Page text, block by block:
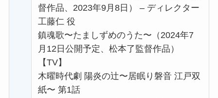
督作品、2023年9月8日） – ディレクター
工藤仁 役
鎮魂歌〜たましずめのうた〜（2024年7
月12日公開予定、松本了監督作品）
【TV】
木曜時代劇 陽炎の辻〜居眠り磐音 江戸双
紙〜 第1話